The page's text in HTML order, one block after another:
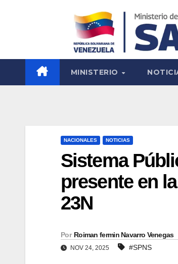
MINISTERIO
NACIONALES NOTICIAS
Sistema
presente en
23N
Por Roiman fermin Navarro Venegas
NOV 24, 2025 #SPNS